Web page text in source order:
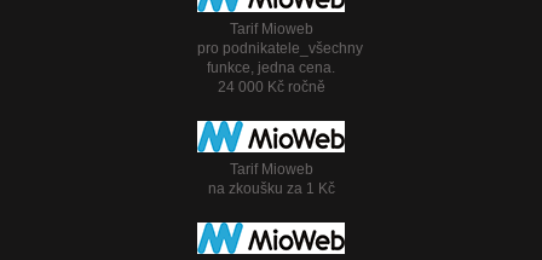
Tarif Mioweb
pro podnikatele_všechny
funkce, jedna cena.
24 000 Kč ročně
Tarif Mioweb
na zkoušku za 1 Kč